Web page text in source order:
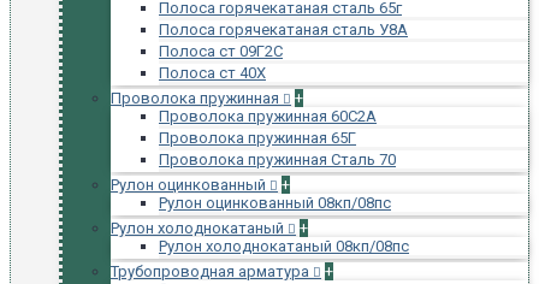
Полоса горячекатаная сталь 65г
Полоса горячекатаная сталь У8А
Полоса ст 09Г2С
Полоса ст 40Х
Проволока пружинная
+
Проволока пружинная 60С2А
Проволока пружинная 65Г
Проволока пружинная Сталь 70
Рулон оцинкованный
+
Рулон оцинкованный 08кп/08пс
Рулон холоднокатаный
+
Рулон холоднокатаный 08кп/08пс
Трубопроводная арматура
+